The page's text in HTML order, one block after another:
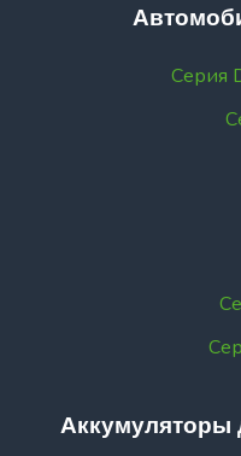
Серия
Аккумуляторы